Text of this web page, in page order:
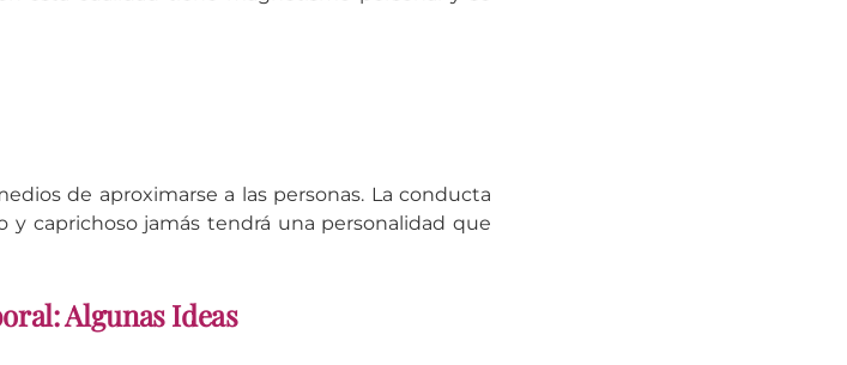
de aproximarse a las personas. La conducta
y caprichoso jamás tendrá una personalidad que
Algunas Ideas